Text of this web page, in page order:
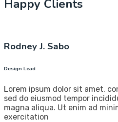
Happy Clients
Rodney J. Sabo
Design Lead
Lorem ipsum dolor sit amet,
sed do eiusmod tempor
magna aliqua. Ut enim ad
exercitation